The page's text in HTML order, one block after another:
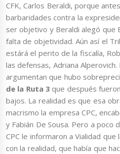
CFK, Carlos Beraldi, porque
barbaridades contra la
ser objetivo y Beraldi alegó que
falta de objetividad. Aún así el
estárá el perito de la fiscalía,
las defensas, Adriana
argumentan que hubo
de la Ruta 3que después
bajos. La realidad es que esa
macrismo la empresa CPC,
y Fabián De Sousa. Pero a poco
CPC le informaron a Vialidad que
con la realidad, que había que